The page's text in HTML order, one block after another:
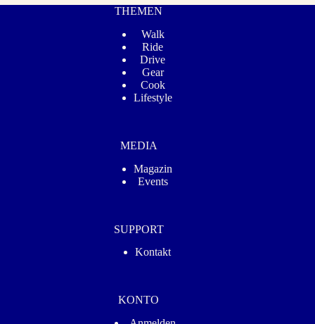
THEMEN
Walk
Ride
Drive
Gear
Cook
Lifestyle
MEDIA
Magazin
Events
SUPPORT
Kontakt
KONTO